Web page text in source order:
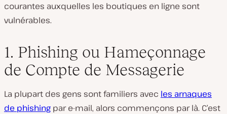
courantes auxquelles les boutiques en ligne sont
vulnérables.
1. Phishing ou Hameçonnage
de Compte de Messagerie
La plupart des gens sont familiers avec les arnaques
de phishing par e-mail, alors commençons par là. C’est